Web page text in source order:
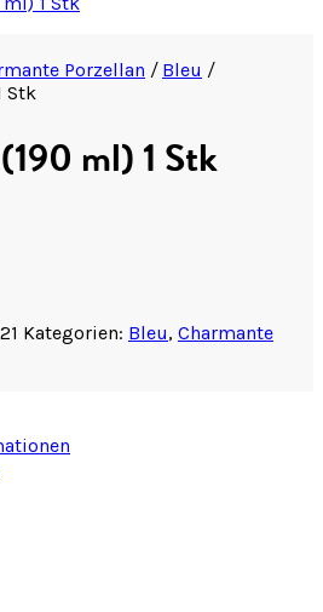
Porzellan / Bleu /
Stk
ml) 1 Stk
Kategorien: Bleu, Charmante